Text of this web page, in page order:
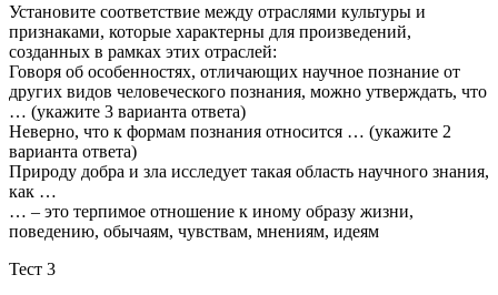
Установите соответствие между отраслями культуры и
признаками, которые характерны для произведений,
созданных в рамках этих отраслей:
Говоря об особенностях, отличающих научное познание от
других видов человеческого познания, можно утверждать, что
… (укажите 3 варианта ответа)
Неверно, что к формам познания относится … (укажите 2
варианта ответа)
Природу добра и зла исследует такая область научного знания,
как …
… – это терпимое отношение к иному образу жизни,
поведению, обычаям, чувствам, мнениям, идеям
Тест 3